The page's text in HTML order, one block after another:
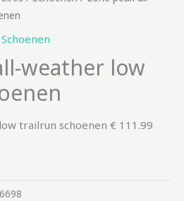
Schoenen
weather low
trailrun schoenen € 111.99